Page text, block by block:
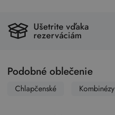
Ušetrite vďaka
rezerváciám
Podobné oblečenie
Chlapčenské Kombinézy